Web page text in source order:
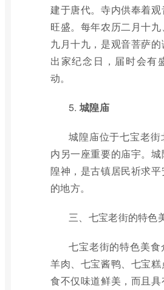
建于唐代。寺内供奉着
旺盛。每年农历二月十九
九月十九，是观音菩萨的
出家纪念日，届时会有
动。
5. 城隍庙
城隍庙位于七宝老
内另一座重要的庙宇。
隍神，是古镇居民祈求
的地方。
三、七宝老街的特色
七宝老街的特色美食
羊肉、七宝酱鸭、七宝
食不仅味道鲜美，而且